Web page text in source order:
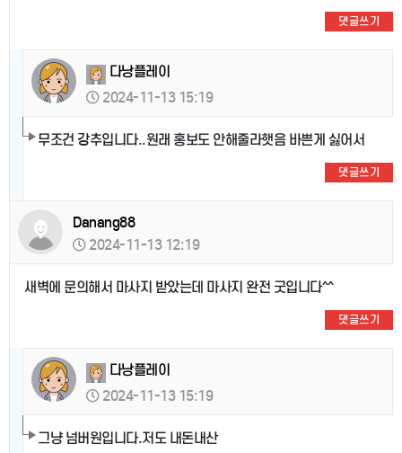
댓글쓰기
다낭플레이
2024-11-13 15:19
무조건 강추입니다..원래 홍보도 안해줄라햇음 바쁜게 싫어서
댓글쓰기
Danang88
2024-11-13 12:19
새벽에 문의해서 마사지 받았는데 마사지 완전 굿입니다^^
댓글쓰기
다낭플레이
2024-11-13 15:19
그냥 넘버원입니다.저도 내돈내산